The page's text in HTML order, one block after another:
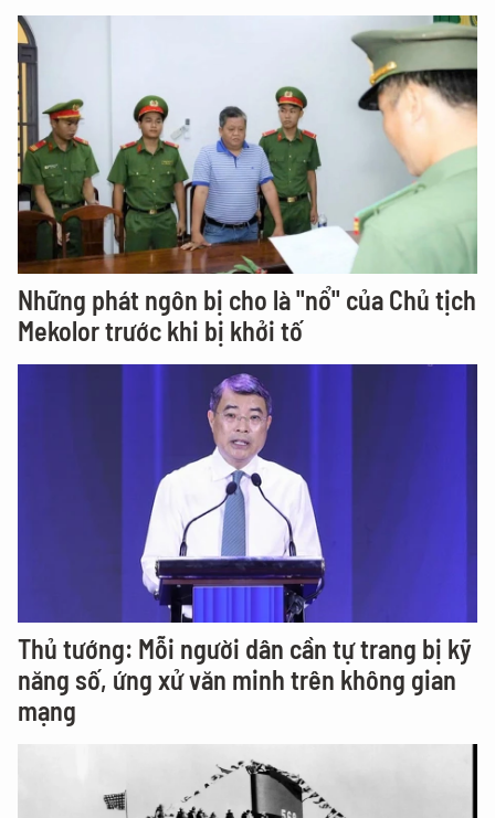
Những phát ngôn bị cho là "nổ" của Chủ tịch
Mekolor trước khi bị khởi tố
Thủ tướng: Mỗi người dân cần tự trang bị kỹ
năng số, ứng xử văn minh trên không gian
mạng